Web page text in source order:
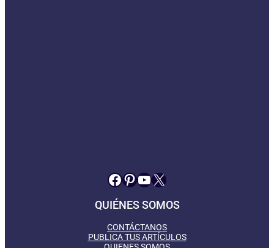
Facebook
Pinterest
YouTube
X
QUIÉNES SOMOS
CONTÁCTANOS
PUBLICA TUS ARTÍCULOS